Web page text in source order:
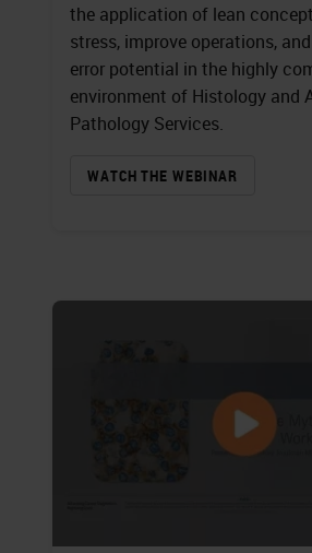
the application of lean
stress, improve operations,
error potential in the highly
environment of Histology and
Pathology Services.
WATCH THE WEBINAR